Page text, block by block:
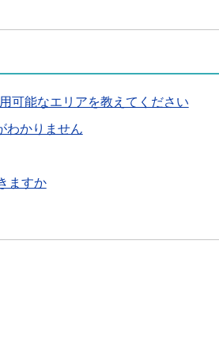
可能なエリアを教えてください
わかりません
ますか